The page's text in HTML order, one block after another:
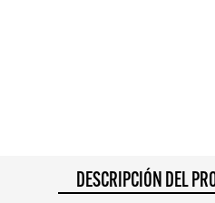
DESCRIPCIÓN DEL